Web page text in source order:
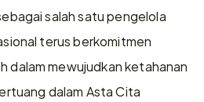
salah satu pengelola
terus berkomitmen
dalam mewujudkan ketahanan
dalam Asta Cita